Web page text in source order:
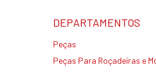
DEPARTAMENTOS
Peças
Peças Para Roçadeiras e